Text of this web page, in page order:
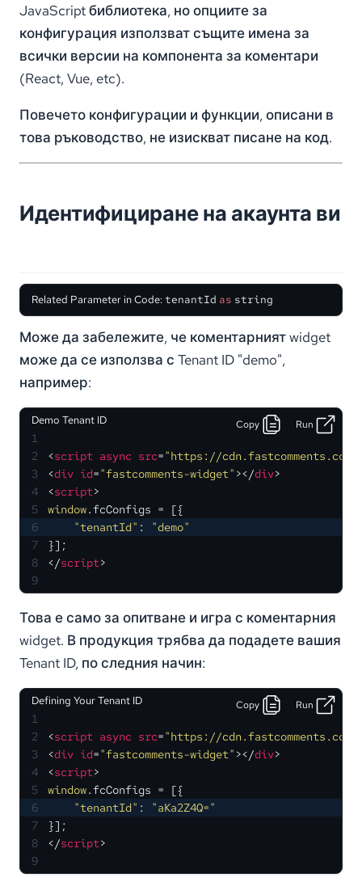
JavaScript библиотека, но опциите за
конфигурация използват същите имена за
всички версии на компонента за коментари
(React, Vue, etc).
Повечето конфигурации и функции, описани в
това ръководство, не изискват писане на код.
Идентифициране на акаунта ви
Related Parameter in Code:tenantId as string
Може да забележите, че коментарният widget
може да се използва с Tenant ID "demo",
например:
Demo Tenant ID Copy Run
1
2
<script async src="https://
3
<div id="fastcomments-widget" ></div>
4
<script>
5
window.fcConfigs = [{
6
"tenantId" :
"demo"
7
}];
8
</script>
9
Това е само за опитване и игра с коментарния
widget. В продукция трябва да подадете вашия
Tenant ID, по следния начин:
Defining Your Tenant ID Copy Run
1
2
<script async src="https://
3
<div id="fastcomments-widget" ></div>
4
<script>
5
window.fcConfigs = [{
6
"tenantId" :
"aKa2Z4Q="
7
}];
8
</script>
9